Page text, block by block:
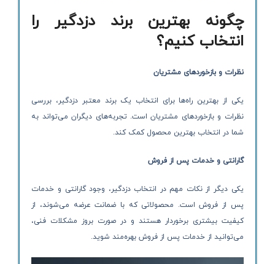
چگونه بهترین برند دزدگیر را
انتخاب کنیم؟
نظرات و بازخوردهای مشتریان
یکی از بهترین راه‌ها برای انتخاب یک برند معتبر دزدگیر، بررسی
نظرات و بازخوردهای مشتریان است. تجربه‌های دیگران می‌تواند به
شما در انتخاب بهترین محصول کمک کند.
گارانتی و خدمات پس از فروش
یکی دیگر از نکات مهم در انتخاب دزدگیر، وجود گارانتی و خدمات
پس از فروش است. محصولاتی که با ضمانت عرضه می‌شوند، از
کیفیت بیشتری برخوردار هستند و در صورت بروز مشکلات فنی،
می‌توانید از خدمات پس از فروش بهره‌مند شوید.